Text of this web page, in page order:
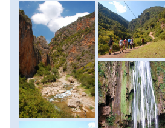
vízesését is, a délutáni órákban
kékre meszelt házacskái között
beülni a főtéren található teázók
egyszer megízlelni a friss
marokkói mentateát. Késő
emelkedő régi mecsethez
be a napnyugta különleges
menetideje: 5-6 óra,
túratáv: 12 kilométer) Szállás:
szállás, ellátás: reggeli.